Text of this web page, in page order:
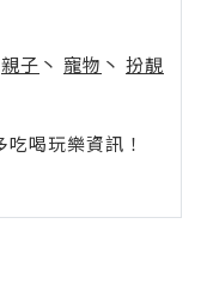
親子 丶 寵物 丶 扮靚
喝玩樂資訊！